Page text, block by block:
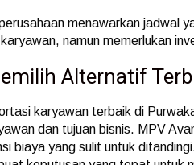
menawarkan jadwal
namun memerlukan
Alternatif
karyawan terbaik di
dan tujuan bisnis. MPV
biaya yang sulit untuk